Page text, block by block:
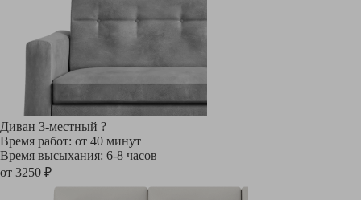
Диван 3-местный ?
Время работ: от 40 минут
Время высыхания: 6-8 часов
от 3250 ₽